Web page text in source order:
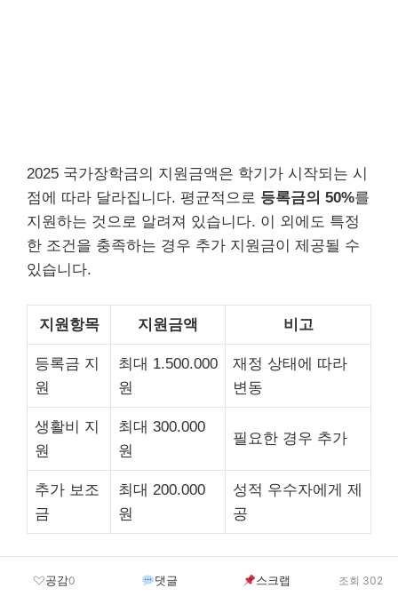
2025 국가장학금의 지원금액은 학기가 시작되는 시
점에 따라 달라집니다. 평균적으로 등록금의 50%를
지원하는 것으로 알려져 있습니다. 이 외에도 특정
한 조건을 충족하는 경우 추가 지원금이 제공될 수
있습니다.
지원항목 지원금액 비고
등록금 지
원
최대 1.500.000
원
재정 상태에 따라
변동
생활비 지
원
최대 300.000
원
필요한 경우 추가
추가 보조
금
최대 200.000
원
성적 우수자에게 제
공
추가적인 장학금 정보를 위해
공감0 댓글 스크랩 조회 302